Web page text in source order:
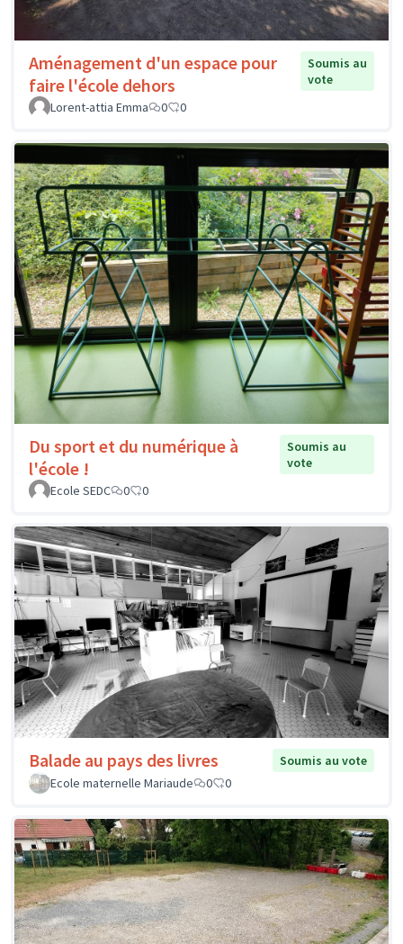
Aménagement d'un espace pour
faire l'école dehors
Soumis au
vote
Lorent-attia Emma
0 0
Du sport et du numérique à
l'école !
Soumis au
vote
Ecole SEDC
0 0
Balade au pays des livres
Soumis au vote
Ecole maternelle Mariaude
0 0